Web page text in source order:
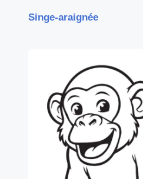
Singe-araignée